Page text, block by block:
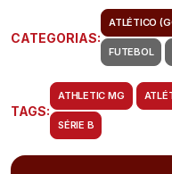
CATEGORIAS:
ATLÉTICO
FUTEBOL
TAGS:
ATHLETIC MG
SÉRIE B